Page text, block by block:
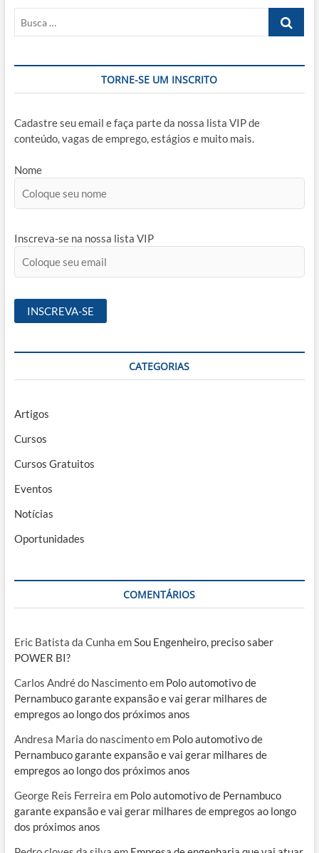
Busca
TORNE-SE UM INSCRITO
Cadastre seu email e faça parte da nossa lista VIP de
conteúdo, vagas de emprego, estágios e muito mais.
Nome
Inscreva-se na nossa lista VIP
CATEGORIAS
Artigos
Cursos
Cursos Gratuitos
Eventos
Notícias
Oportunidades
COMENTÁRIOS
Eric Batista da Cunha emSou Engenheiro, preciso saber
POWER BI?
Carlos André do Nascimentoem Polo automotivo de
Pernambuco garante expansão e vai gerar milhares de
empregos ao longo dos próximos anos
Andresa Maria do nascimentoem Polo automotivo de
Pernambuco garante expansão e vai gerar milhares de
empregos ao longo dos próximos anos
George Reis Ferreira em Polo automotivo de Pernambuco
garante expansão e vai gerar milhares de empregos ao longo
dos próximos anos